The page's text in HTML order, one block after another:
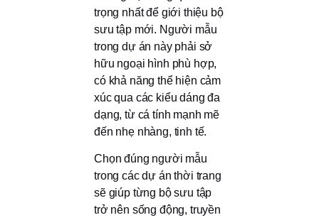
trọng nhất để giới thiệu bộ
sưu tập mới. Người mẫu
trong dự án này phải sở
hữu ngoại hình phù hợp,
có khả năng thể hiện cảm
xúc qua các kiểu dáng đa
dạng, từ cá tính mạnh mẽ
đến nhẹ nhàng, tinh tế.
Chọn đúng người mẫu
trong các dự án thời trang
sẽ giúp từng bộ sưu tập
trở nên sống động, truyền